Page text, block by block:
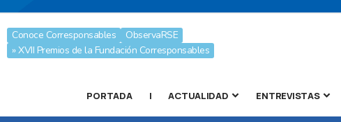
Conoce Corresponsables
ObservaRSE
» XVII Premios de la Fundación Corresponsables
PORTADA | ACTUALIDAD ENTREVISTAS